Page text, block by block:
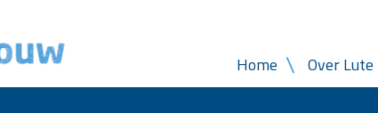
Home Over